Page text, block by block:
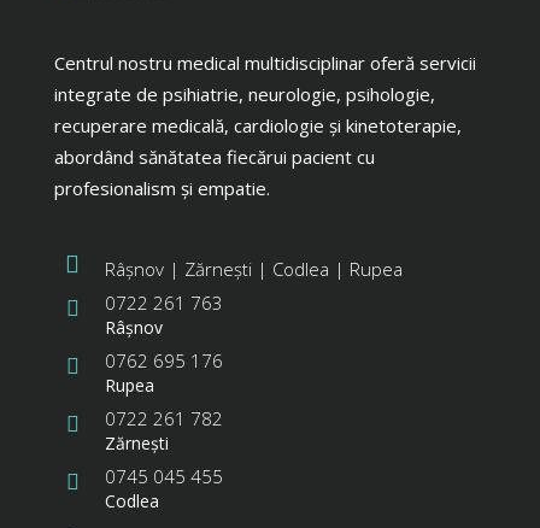
Centrul nostru medical multidisciplinar oferă servicii
integrate de psihiatrie, neurologie, psihologie,
recuperare medicală, cardiologie și kinetoterapie,
abordând sănătatea fiecărui pacient cu
profesionalism și empatie.
Râșnov | Zărnești | Codlea | Rupea
0722 261 763
Râşnov
0762 695 176
Rupea
0722 261 782
Zărneşti
0745 045 455
Codlea